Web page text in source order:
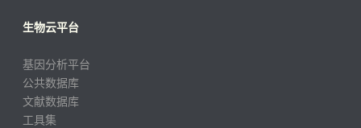
生物云平台
基因分析平台
公共数据库
文献数据库
工具集